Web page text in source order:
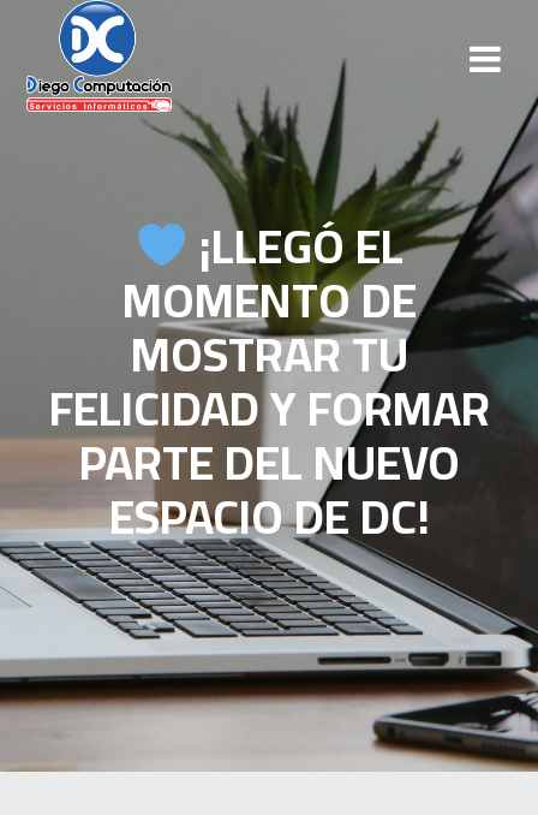
¡LLEGÓ EL
MOMENTO DE
MOSTRAR TU
FELICIDAD Y FORMAR
PARTE DEL NUEVO
ESPACIO DE DC!